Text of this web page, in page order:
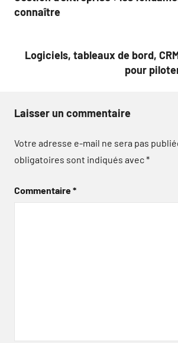
de
connaître
Logiciels, tableaux de bord,
pour
Laisser un commentaire
Votre adresse e-mail ne sera pas
obligatoires sont indiqués avec*
Commentaire*